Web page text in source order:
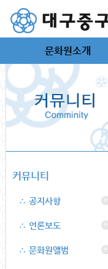
커뮤니티
∴ 공지사항 >
∴ 언론보도 >
∴ 문화원앨범 >
문화원소개